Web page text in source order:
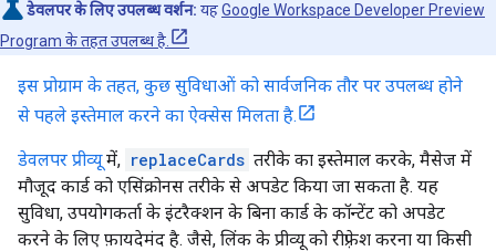
डेवलपर के लिए उपलब्ध वर्शन: यहGoogle Workspace Developer Preview
Program के तहत उपलब्ध है.
इस प्रोग्राम के तहत, कुछ सुविधाओं को सार्वजनिक तौर पर उपलब्ध होने
से पहले इस्तेमाल करने का ऐक्सेस मिलता है.
डेवलपर प्रीव्यूमें, replaceCards तरीके का इस्तेमाल करके, मैसेज में
मौजूद कार्ड को एसिंक्रोनस तरीके से अपडेट किया जा सकता है. यह
सुविधा, उपयोगकर्ता के इंटरैक्शन के बिना कार्ड के कॉन्टेंट को अपडेट
करने के लिए फ़ायदेमंद है. जैसे, लिंक के प्रीव्यू को रीफ़्रेश करना या किसी